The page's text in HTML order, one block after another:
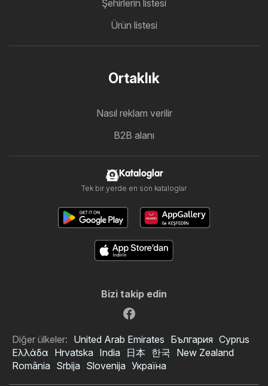
Şehirlerin listesi
Ürün listesi
Ortaklık
Nasıl reklam verilir
B2B alanı
Kataloglar
Tek bir yerde en son kataloglar
Bizi takip edin
Diğer ülkeler: United Arab Emirates България Cyprus
Ελλάδα Hrvatska India 日本 한국 New Zealand
România Srbija Slovenija Україна